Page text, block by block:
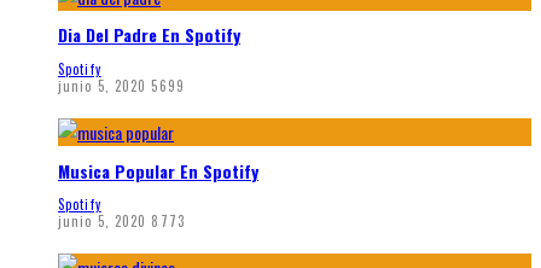
Dia Del Padre En Spotify
Spotify
junio 5, 2020 5699
Musica Popular En Spotify
Spotify
junio 5, 2020 8773